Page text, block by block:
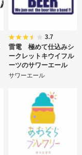
3.7
雷電 極めて仕込みシ
ークレットキウイフル
ーツのサワーエール
サワーエール